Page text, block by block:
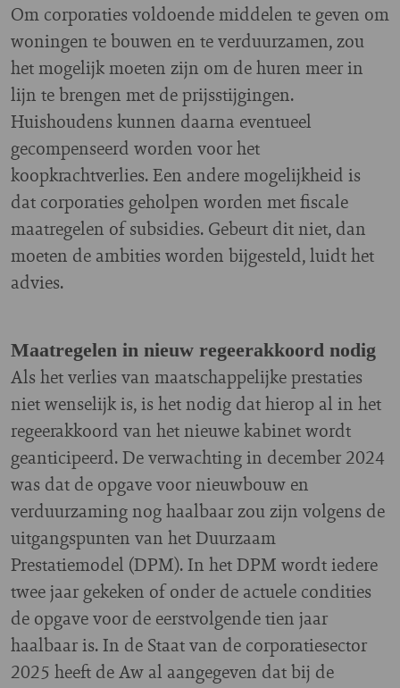
Om corporaties voldoende middelen te geven om
woningen te bouwen en te verduurzamen, zou
het mogelijk moeten zijn om de huren meer in
lijn te brengen met de prijsstijgingen.
Huishoudens kunnen daarna eventueel
gecompenseerd worden voor het
koopkrachtverlies. Een andere mogelijkheid is
dat corporaties geholpen worden met fiscale
maatregelen of subsidies. Gebeurt dit niet, dan
moeten de ambities worden bijgesteld, luidt het
advies.
Maatregelen in nieuw regeerakkoord nodig
Als het verlies van maatschappelijke prestaties
niet wenselijk is, is het nodig dat hierop al in het
regeerakkoord van het nieuwe kabinet wordt
geanticipeerd. De verwachting in december 2024
was dat de opgave voor nieuwbouw en
verduurzaming nog haalbaar zou zijn volgens de
uitgangspunten van het Duurzaam
Prestatiemodel (DPM). In het DPM wordt iedere
twee jaar gekeken of onder de actuele condities
de opgave voor de eerstvolgende tien jaar
haalbaar is. In de Staat van de corporatiesector
2025 heeft de Aw al aangegeven dat bij de